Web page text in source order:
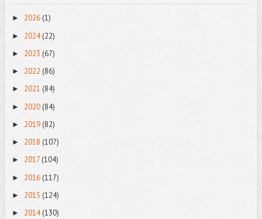
► 2026 (1)
► 2024(22)
► 2023 (67)
► 2022 (86)
► 2021 (84)
► 2020(84)
► 2019 (82)
► 2018 (107)
► 2017 (104)
► 2016(117)
► 2015 (124)
► 2014(130)